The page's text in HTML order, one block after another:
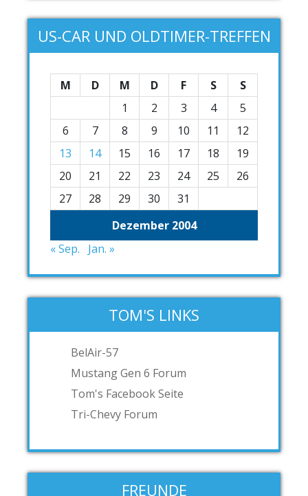
US-CAR UND OLDTIMER-TREFFEN
Dezember 2004
M D M D F S
S
1
2 3 4
5
6
7 8 9 10 11
12
13
14 15 16 17 18
19
20
21 22 23 24 25
26
27
28 29 30 31
« Sep. Jan. »
TOM'S LINKS
BelAir-57
Mustang Gen 6 Forum
Tom's Facebook Seite
Tri-Chevy Forum
FREUNDE